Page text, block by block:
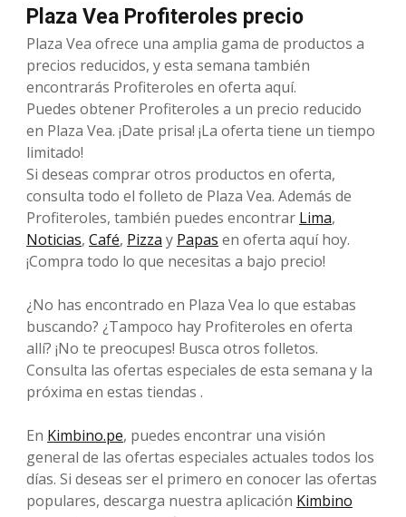
Plaza Vea Profiteroles precio
Plaza Vea ofrece una amplia gama de productos a
precios reducidos, y esta semana también
encontrarás Profiteroles en oferta aquí.
Puedes obtener Profiteroles a un precio reducido
en Plaza Vea. ¡Date prisa! ¡La oferta tiene un tiempo
limitado!
Si deseas comprar otros productos en oferta,
consulta todo el folleto de Plaza Vea. Además de
Profiteroles, también puedes encontrar Lima,
Noticias, Café, Pizza y Papas en oferta aquí hoy.
¡Compra todo lo que necesitas a bajo precio!
¿No has encontrado en Plaza Vea lo que estabas
buscando? ¿Tampoco hay Profiteroles en oferta
allí? ¡No te preocupes! Busca otros folletos.
Consulta las ofertas especiales de esta semana y la
próxima en estas tiendas .
En Kimbino.pe, puedes encontrar una visión
general de las ofertas especiales actuales todos los
días. Si deseas ser el primero en conocer las ofertas
populares, descarga nuestra aplicación Kimbino